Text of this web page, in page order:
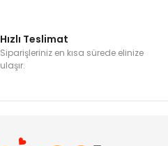
Hızlı Teslimat
Siparişleriniz en kısa sürede elinize
ulaşır.